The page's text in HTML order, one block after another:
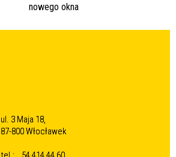
ul. 3 Maja 18,
87-800 Włocławek